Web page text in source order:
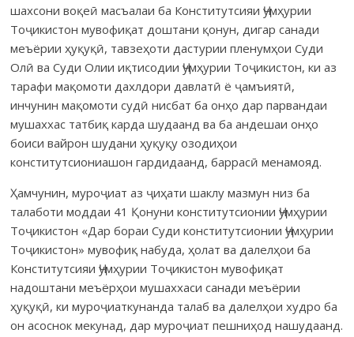
шах­сони воқеӣ масъалаи ба Конститутсияи Ҷумҳурии
Тоҷи­кис­тон мувофиқат доштани қонун, дигар санади
меъёрии ҳуқуқӣ, тавзеҳоти дастурии пленум­ҳои Суди
Олӣ ва Суди Олии иқтисодии Ҷумҳурии Тоҷикистон, ки аз
тарафи мақомоти дахлдори давлатӣ ё ҷамъиятӣ,
инчунин мақомоти судӣ нисбат ба онҳо дар парвандаи
мушаххас татбиқ карда шудаанд ва ба андешаи онҳо
боиси вайрон шудани ҳуқуқу озодиҳои
конститутсиониашон гардидаанд, баррасӣ менамояд.
Ҳамчунин, муроҷиат аз ҷиҳати шаклу мазмун низ ба
талаботи моддаи 41 Қонуни конститутсионии Ҷумҳурии
Тоҷикистон «Дар бораи Суди кон­сти­­тут­сионии Ҷумҳурии
Тоҷикистон» мувофиқ набуда, ҳолат ва далел­ҳои ба
Конститутсияи Ҷумҳурии Тоҷи­кистон муво­фиқат
надоштани меъёрҳои мушаххаси санади меъёрии
ҳуқуқӣ, ки муроҷиаткунанда талаб ва далелҳои худро ба
он асоснок мекунад, дар муроҷиат пешниҳод нашудаанд.